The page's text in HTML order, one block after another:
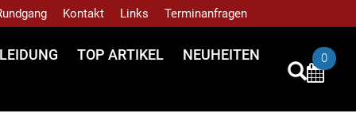
Kontakt Links Terminanfragen
TOP ARTIKEL NEUHEITEN 0